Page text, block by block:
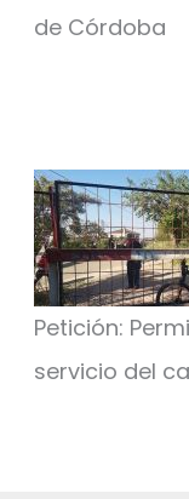
de Córdoba
Petición:
servicio del